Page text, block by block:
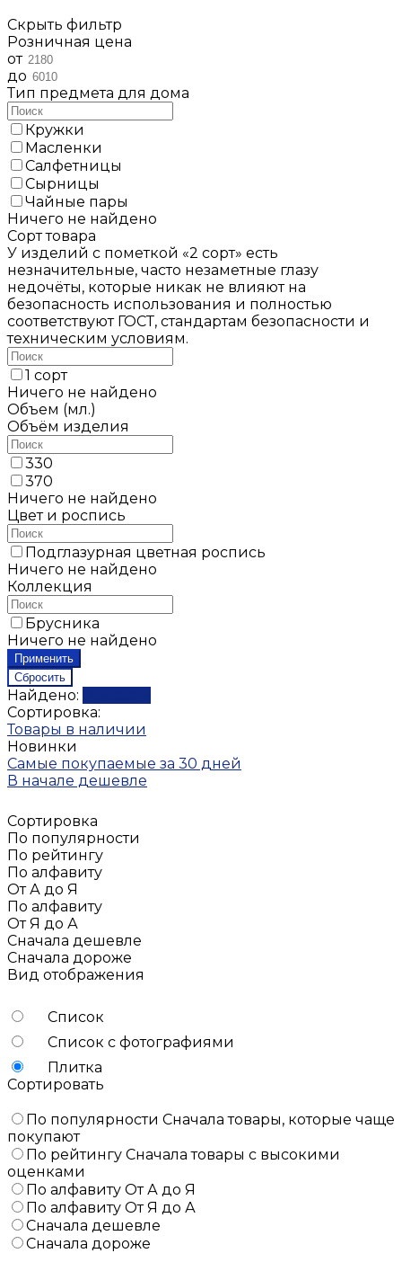
Скрыть фильтр
Розничная цена
от
до
Тип предмета для дома
Кружки
Масленки
Салфетницы
Сырницы
Чайные пары
Ничего не найдено
Сорт товара
У изделий с пометкой «2 сорт» есть
незначительные, часто незаметные глазу
недочёты, которые никак не влияют на
безопасность использования и полностью
соответствуют ГОСТ, стандартам безопасности и
техническим условиям.
1 сорт
Ничего не найдено
Объем (мл.)
Объём изделия
330
370
Ничего не найдено
Цвет и роспись
Подглазурная цветная роспись
Ничего не найдено
Коллекция
Брусника
Ничего не найдено
Найдено:
Сортировка:
Товары в наличии
Новинки
Самые покупаемые за 30 дней
В начале дешевле
Сортировка
По популярности
По рейтингу
По алфавиту
От А до Я
По алфавиту
От Я до А
Сначала дешевле
Сначала дороже
Вид отображения
Список
Список с фотографиями
Плитка
Сортировать
По популярности Сначала товары, которые чаще
покупают
По рейтингу Сначала товары с высокими
оценками
По алфавиту От А до Я
По алфавиту От Я до А
Сначала дешевле
Сначала дороже